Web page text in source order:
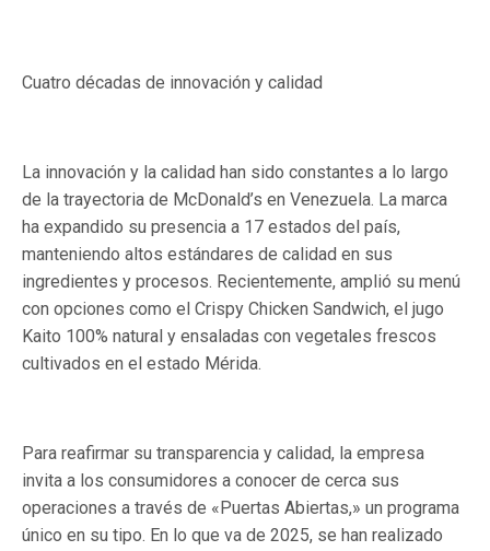
Cuatro décadas de innovación y calidad
La innovación y la calidad han sido constantes a lo largo
de la trayectoria de McDonald’s en Venezuela. La marca
ha expandido su presencia a 17 estados del país,
manteniendo altos estándares de calidad en sus
ingredientes y procesos. Recientemente, amplió su menú
con opciones como el Crispy Chicken Sandwich, el jugo
Kaito 100% natural y ensaladas con vegetales frescos
cultivados en el estado Mérida.
Para reafirmar su transparencia y calidad, la empresa
invita a los consumidores a conocer de cerca sus
operaciones a través de «Puertas Abiertas,» un programa
único en su tipo. En lo que va de 2025, se han realizado